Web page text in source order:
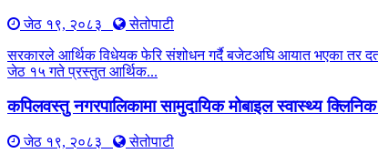
जेठ १९, २०८३
सेतोपाटी
सरकारले आर्थिक विधेयक फेरि संशोधन गर्दै बजेटअघि आयात भएका तर दर्ता
जेठ १५ गते प्रस्तुत आर्थिक...
कपिलवस्तु नगरपालिकामा सामुदायिक मोबाइल स्वास्थ्य
जेठ १९, २०८३
सेतोपाटी